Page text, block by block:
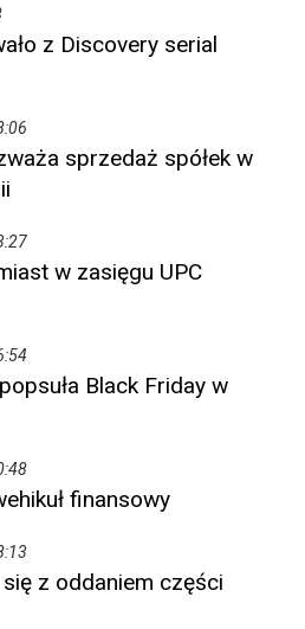
z Discovery serial
sprzedaż spółek w
w zasięgu UPC
Black Friday w
finansowy
z oddaniem części